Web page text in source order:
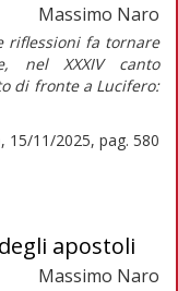
Massimo Naro
riflessioni fa tornare
XXXIV canto
di fronte a Lucifero:
15/11/2025, pag. 580
apostoli
Massimo Naro